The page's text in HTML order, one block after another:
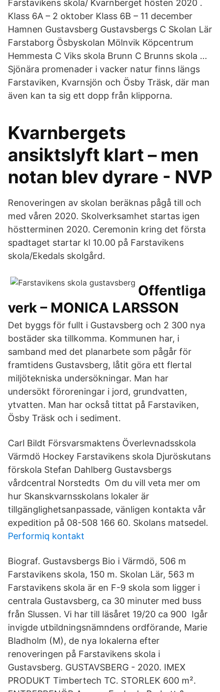
Farstavikens skola/ Kvarnberget hösten 2020 .
Klass 6A – 2 oktober Klass 6B – 11 december
Hamnen Gustavsberg Gustavsbergs C Skolan Lär
Farstaborg Ösbyskolan Mölnvik Köpcentrum
Hemmesta C Viks skola Brunn C Brunns skola …
Sjönära promenader i vacker natur finns längs
Farstaviken, Kvarnsjön och Ösby Träsk, där man
även kan ta sig ett dopp från klipporna.
Kvarnbergets
ansiktslyft klart – men
notan blev dyrare - NVP
Renoveringen av skolan beräknas pågå till och
med våren 2020. Skolverksamhet startas igen
höstterminen 2020. Ceremonin kring det första
spadtaget startar kl 10.00 på Farstavikens
skola/Ekedals skolgård.
Offentliga
verk – MONICA LARSSON
Det byggs för fullt i Gustavsberg och 2 300 nya
bostäder ska tillkomma. Kommunen har, i
samband med det planarbete som pågår för
framtidens Gustavsberg, låtit göra ett flertal
miljötekniska undersökningar. Man har
undersökt föroreningar i jord, grundvatten,
ytvatten. Man har också tittat på Farstaviken,
Ösby Träsk och i sediment.
Carl Bildt Försvarsmaktens Överlevnadsskola
Värmdö Hockey Farstavikens skola Djuröskutans
förskola Stefan Dahlberg Gustavsbergs
vårdcentral Norstedts Om du vill veta mer om
hur Skanskvarnsskolans lokaler är
tillgänglighetsanpassade, vänligen kontakta vår
expedition på 08-508 166 60. Skolans matsedel.
Performiq kontakt
Biograf. Gustavsbergs Bio i Värmdö, 506 m
Farstavikens skola, 150 m. Skolan Lär, 563 m
Farstavikens skola är en F-9 skola som ligger i
centrala Gustavsberg, ca 30 minuter med buss
från Slussen. Vi har till läsåret 19/20 ca 900 Igår
invigde utbildningsnämndens ordförande, Marie
Bladholm (M), de nya lokalerna efter
renoveringen på Farstavikens skola i
Gustavsberg. GUSTAVSBERG - 2020. IMEX
PRODUKT Timbertech TC. STORLEK 600 m².